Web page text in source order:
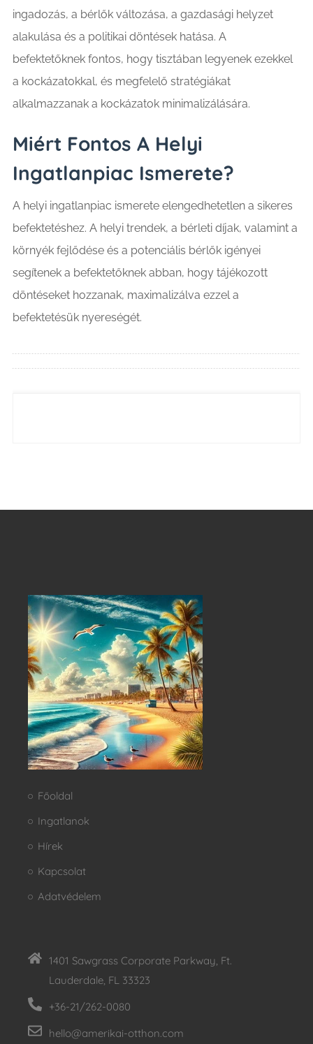
ingadozás, a bérlők változása, a gazdasági helyzet
alakulása és a politikai döntések hatása. A
befektetőknek fontos, hogy tisztában legyenek ezekkel
a kockázatokkal, és megfelelő stratégiákat
alkalmazzanak a kockázatok minimalizálására.
Miért Fontos A Helyi
Ingatlanpiac Ismerete?
A helyi ingatlanpiac ismerete elengedhetetlen a sikeres
befektetéshez. A helyi trendek, a bérleti díjak, valamint a
környék fejlődése és a potenciális bérlők igényei
segítenek a befektetőknek abban, hogy tájékozott
döntéseket hozzanak, maximalizálva ezzel a
befektetésük nyereségét.
Főoldal
Ingatlanok
Hírek
Kapcsolat
Adatvédelem
1401 Sawgrass Corporate Parkway, Ft.
Lauderdale, FL 33323
+36-21/262-0080
hello@amerikai-otthon.com